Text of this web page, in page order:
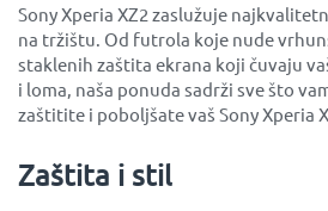
Sony Xperia XZ2 zaslužuje
na tržištu. Od futrola koje nude
staklenih zaštita ekrana koji čuvaju
i loma, naša ponuda sadrži sve što
zaštitite i poboljšate vaš Sony Xperia
Zaštita i stil